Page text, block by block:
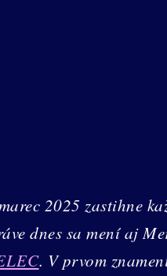
2025 zastihne
dnes sa mení aj
. V prvom